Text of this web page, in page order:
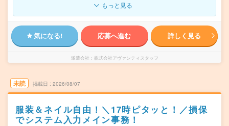
もっと見る
気になる! 応募へ進む 詳しく見る
派遣会社 株式会社アヴァンティスタッフ
未読 掲載日 2026/08/07
服装＆ネイル自由！＼17時ピタッと！／損保
でシステム入力メイン事務！